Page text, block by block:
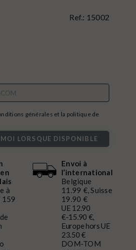
Ref.: 15002
générales et la politique de
LORSQUE DISPONIBLE
à
159
Envoi à
l’international
Belgique
11.99 €, Suisse
19.90 €
UE 12.90
€-15.90 €,
Europe hors UE
23.50 €
DOM-TOM